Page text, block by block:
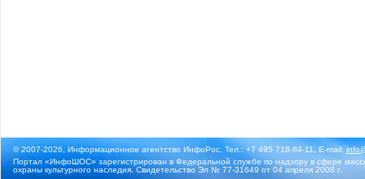
© 2007-2026, Информационное агентство ИнфоРос. Тел.: +7 495 718-84-11, E-mail:
Портал «ИнфоШОС» зарегистрирован в Федеральной службе по надзору в сфере
охраны культурного наследия. Свидетельство Эл № 77-31649 от 04 апреля 2008 г.